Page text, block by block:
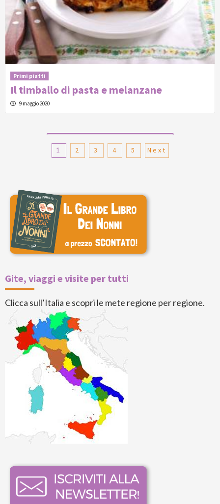
Primi piatti
Il timballo di pasta e melanzane
9 maggio 2020
Paginazione
1 2 3 4 5 Next
Gite, viaggi e visite per tutti
Clicca sull’Italia e scopri le mete regione per regione.